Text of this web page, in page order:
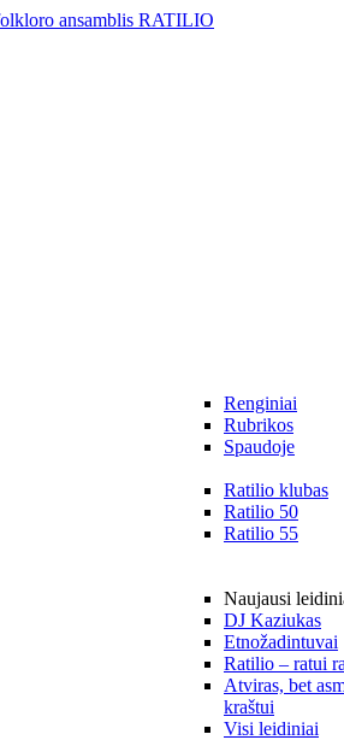
Renginiai
Rubrikos
Spaudoje
Ratilio klubas
Ratilio 50
Ratilio 55
Naujausi
DJ Kaziukas
Etnožadintuvai
Ratilio – ratui
Atviras, bet
kraštui
Visi leidiniai